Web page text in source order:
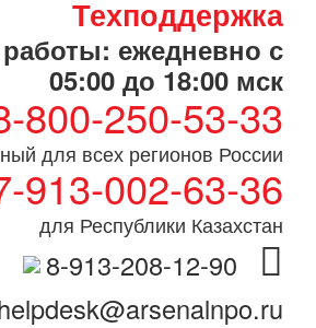
Техподдержка
ежедневно с
05:00 до 18:00 мск
800-250-53-33
для всех регионов России
913-002-63-36
для Республики Казахстан
8-913-208-12-90